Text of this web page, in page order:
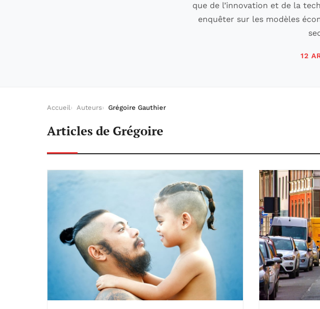
que de l’innovation et de la
enquêter sur les modèles
12
Accueil Auteurs Grégoire Gauthier
Articles de Grégoire